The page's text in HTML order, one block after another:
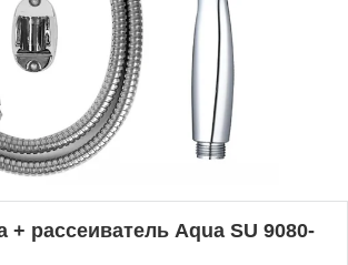
рассеиватель Aqua SU 9080-